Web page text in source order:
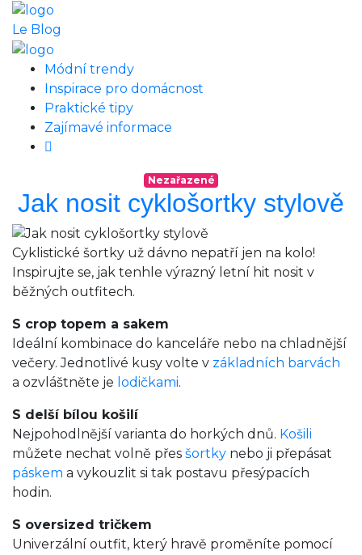
Le Blog
Módní trendy
Inspirace pro domácnost
Praktické tipy
Zajímavé informace
Nezařazené
Jak nosit cyklošortky stylově
Cyklistické šortky už dávno nepatří jen na kolo!
Inspirujte se, jak tenhle výrazný letní hit nosit v
běžných outfitech.
S crop topem a sakem
Ideální kombinace do kanceláře nebo na chladnější
večery. Jednotlivé kusy volte v základních barvách
a ozvláštněte je lodičkami.
S delší bílou košilí
Nejpohodlnější varianta do horkých dnů. Košili
můžete nechat volně přes šortky nebo ji přepásat
páskem a vykouzlit si tak postavu přesýpacích
hodin.
S oversized tričkem
Univerzální outfit, který hravě proměníte pomocí